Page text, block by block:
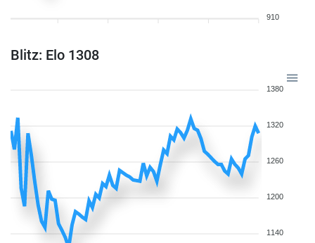
910
Blitz: Elo 1308
1380
1320
1260
1200
1140